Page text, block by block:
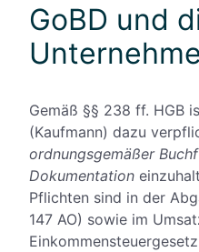
GoBD und
Gemäß §§ 238 ff. HGB
(Kaufmann) dazu
ordnungsgemäßer
Dokumentation
Pflichten sind in der
147 AO) sowie im